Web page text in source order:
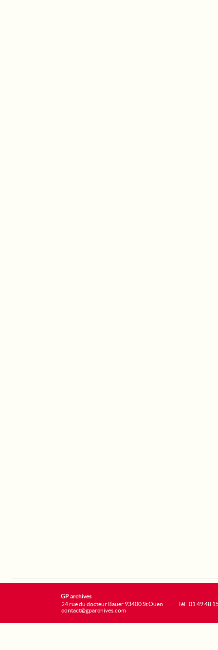
GP archives
24 rue du docteur Bauer 93400 St Ouen
contact@gparchives.com
Tél : 01 49 48